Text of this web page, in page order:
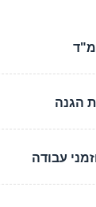
הגנה
עבודה